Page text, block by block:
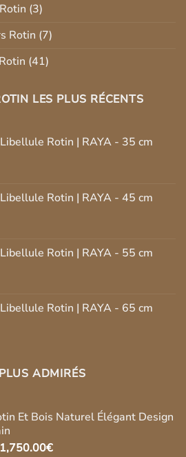
(3)
Rotin (7)
(41)
LES PLUS RÉCENTS
Rotin | RAYA - 35 cm
Rotin | RAYA - 45 cm
Rotin | RAYA - 55 cm
Rotin | RAYA - 65 cm
ADMIRÉS
Et Bois Naturel Élégant Design
Le
1,750.00€Le